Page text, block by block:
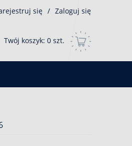
się / Zaloguj się
Twój koszyk: 0 szt.